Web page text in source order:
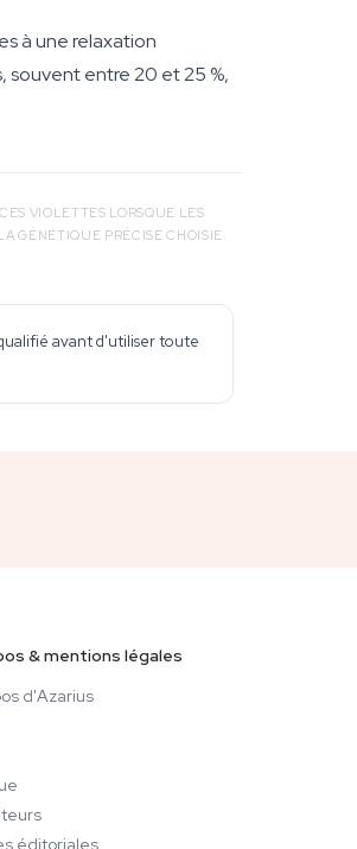
à une relaxation
entre 20 et 25 %,
VIOLETTES LORSQUE LES
GÉNÉTIQUE PRÉCISE CHOISIE.
avant d'utiliser toute
& mentions légales
d'Azarius
éditoriales